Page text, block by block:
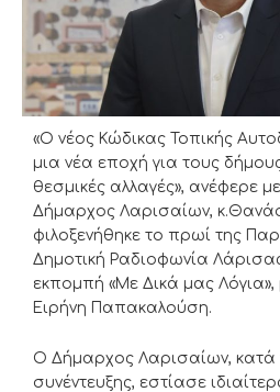
«Ο νέος Κώδικας Τοπικής
μια νέα εποχή για τους
θεσμικές αλλαγές», ανέφερε
Δήμαρχος Λαρισαίων,
φιλοξενήθηκε το πρωί της
Δημοτική Ραδιοφωνία
εκπομπή «Με Δικά μας
Ειρήνη Παπακαλούση.
Ο Δήμαρχος Λαρισαίων, κατά
συνέντευξης, εστίασε